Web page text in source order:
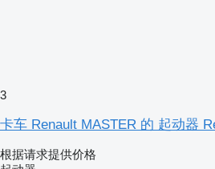
3
卡车 Renault MASTER 的 起动器
根据请求提供价格